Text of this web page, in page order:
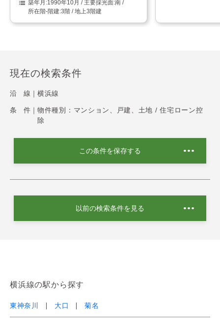
1990年10月
南
3階 / 地上3階建
現在の検索条件
沿 線｜ 横浜線
条 件｜ 物件種別：マンション、戸建、土地 / 住宅ローン控
除
この条件を保存する
以前の検索条件を見る
横浜線の駅から探す
東神奈川 大口 菊名